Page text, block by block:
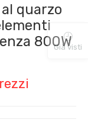
quarzo
800W
Già visti